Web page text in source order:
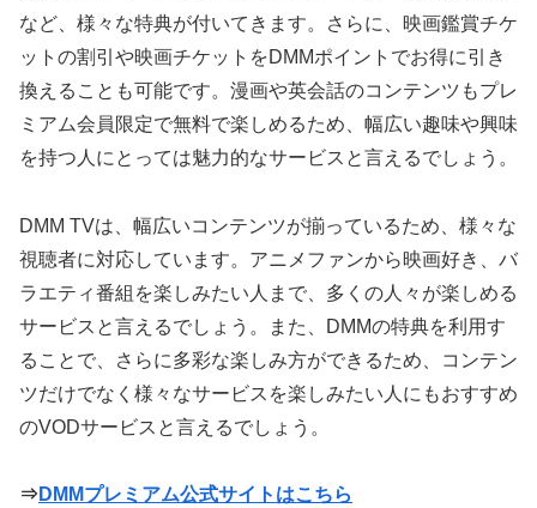
など、様々な特典が付いてきます。さらに、映画鑑賞チケ
ットの割引や映画チケットをDMMポイントでお得に引き
換えることも可能です。漫画や英会話のコンテンツもプレ
ミアム会員限定で無料で楽しめるため、幅広い趣味や興味
を持つ人にとっては魅力的なサービスと言えるでしょう。
DMM TVは、幅広いコンテンツが揃っているため、様々な
視聴者に対応しています。アニメファンから映画好き、バ
ラエティ番組を楽しみたい人まで、多くの人々が楽しめる
サービスと言えるでしょう。また、DMMの特典を利用す
ることで、さらに多彩な楽しみ方ができるため、コンテン
ツだけでなく様々なサービスを楽しみたい人にもおすすめ
のVODサービスと言えるでしょう。
⇒ DMMプレミアム公式サイトはこちら